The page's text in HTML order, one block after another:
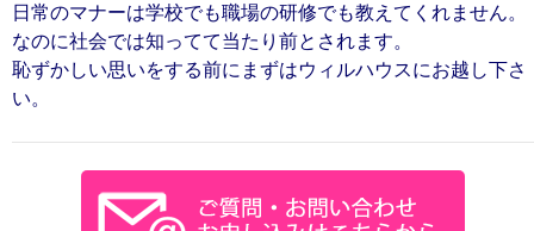
日常のマナーは学校でも職場の研修でも教えてくれません。
なのに社会では知ってて当たり前とされます。
恥ずかしい思いをする前にまずはウィルハウスにお越し下さ
い。